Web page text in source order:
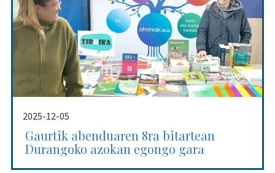
2025-12-05
Gaurtik abenduaren 8ra bitartean
Durangoko azokan egongo gara